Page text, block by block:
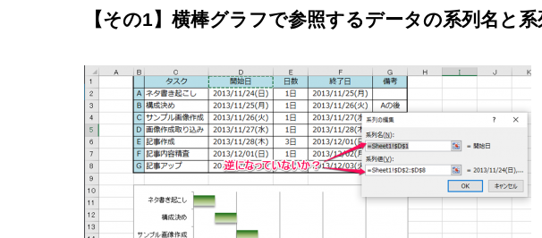
【その1】横棒グラフで参照するデータの系列名と